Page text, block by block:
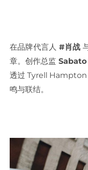
在品牌代言人 #肖战
章。创作总监
透过 Tyrell Hampton
鸣与联结。